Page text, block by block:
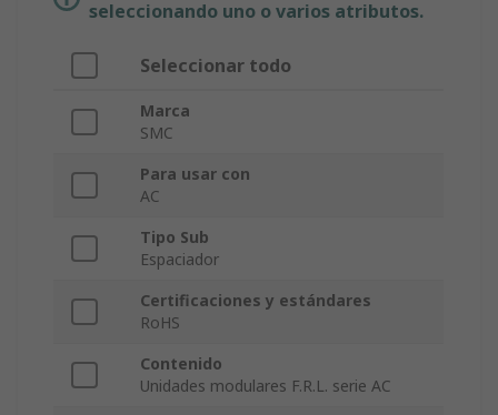
seleccionando uno o varios atributos.
Seleccionar todo
Marca
SMC
Para usar con
AC
Tipo Sub
Espaciador
Certificaciones y estándares
RoHS
Contenido
Unidades modulares F.R.L. serie AC